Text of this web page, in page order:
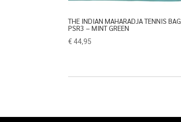
THE INDIAN MAHARADJA TENNIS BAG
PSR3 – MINT GREEN
€ 44,95